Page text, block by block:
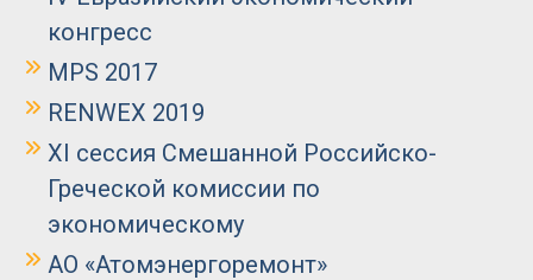
конгресс
MPS 2017
RENWEX 2019
XI сессия Смешанной Российско-
Греческой комиссии по
экономическому
АО «Атомэнергоремонт»